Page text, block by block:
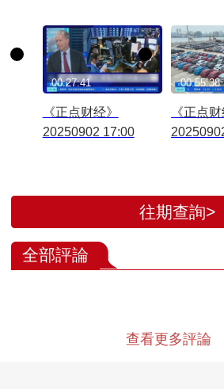
《正点财经》
20250902 17:00
00:27:41
《正点财
00:55:38
往期查詢>
全部評論
查看更多評論